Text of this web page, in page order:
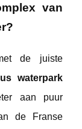
van
de juiste
waterpark
aan puur
de Franse